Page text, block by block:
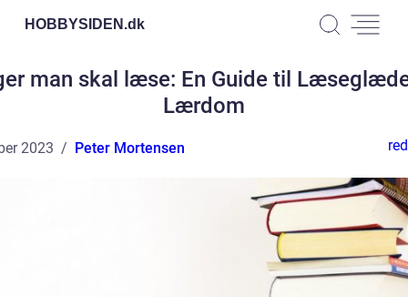
HOBBYSIDEN.dk
man skal læse: En Guide til
Lærdom
2023 Peter Mortensen